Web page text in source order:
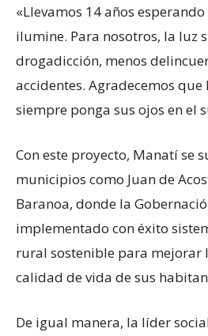
«Llevamos 14 años
ilumine. Para nosotros, la luz
drogadicción, menos
accidentes. Agradecemos
siempre ponga sus ojos en el
Con este proyecto, Manatí se
municipios como Juan de
Baranoa, donde la
implementado con éxito
rural sostenible para mejorar
calidad de vida de sus
De igual manera, la líder